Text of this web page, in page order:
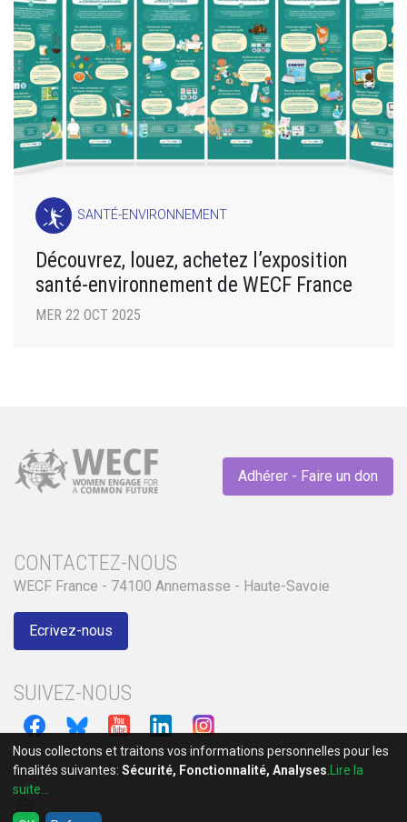
SANTÉ-ENVIRONNEMENT
Découvrez, louez, achetez l’exposition
santé-environnement de WECF France
MER 22 OCT 2025
Adhérer - Faire un don
CONTACTEZ-NOUS
WECF France - 74100 Annemasse - Haute-Savoie
Ecrivez-nous
SUIVEZ-NOUS
language
Nous collectons et traitons vos informations personnelles pour les
finalités suivantes: Sécurité, Fonctionnalité, Analyses
Lire la
suite...